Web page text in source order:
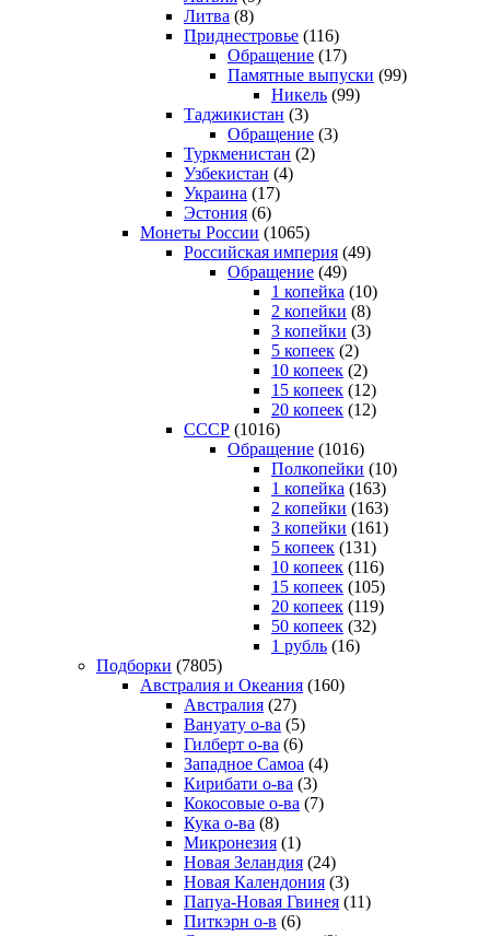
Литва (8)
Приднестровье (116)
Обращение (17)
Памятные выпуски (99)
Никель (99)
Таджикистан (3)
Обращение (3)
Туркменистан (2)
Узбекистан (4)
Украина (17)
Эстония (6)
Монеты России (1065)
Российская империя (49)
Обращение (49)
1 копейка (10)
2 копейки (8)
3 копейки (3)
5 копеек (2)
10 копеек (2)
15 копеек (12)
20 копеек (12)
СССР (1016)
Обращение (1016)
Полкопейки (10)
1 копейка (163)
2 копейки (163)
3 копейки (161)
5 копеек (131)
10 копеек (116)
15 копеек (105)
20 копеек (119)
50 копеек (32)
1 рубль (16)
Подборки (7805)
Австралия и Океания (160)
Австралия (27)
Вануату о-ва (5)
Гилберт о-ва (6)
Западное Самоа (4)
Кирибати о-ва (3)
Кокосовые о-ва (7)
Кука о-ва (8)
Микронезия (1)
Новая Зеландия (24)
Новая Календония (3)
Папуа-Новая Гвинея (11)
Питкэрн о-в (6)